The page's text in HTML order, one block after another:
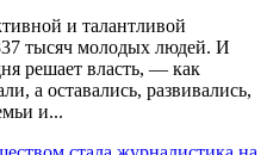
и талантливой
тысяч молодых людей. И
решает власть, — как
а оставались, развивались,
и...